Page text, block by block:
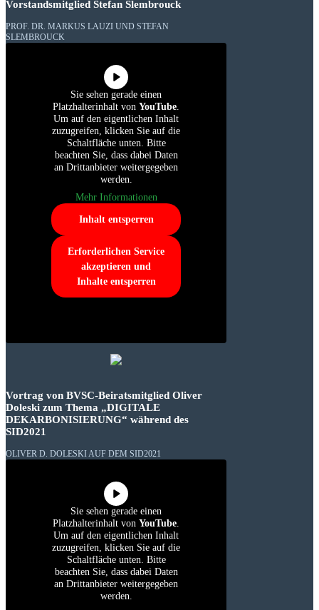
Vorstandsmitglied Stefan Slembrouck
PROF. DR. MARKUS LAUZI UND STEFAN
SLEMBROUCK
Sie sehen gerade einen
Platzhalterinhalt von YouTube
Um auf den eigentlichen Inhalt
zuzugreifen, klicken Sie auf die
Schaltfläche unten. Bitte
beachten Sie, dass dabei Daten
an Drittanbieter weitergegeben
werden.
Mehr Informationen
Inhalt entsperren
Erforderlichen Service
akzeptieren und
Inhalte entsperren
Vortrag von BVSC-Beiratsmitglied Oliver
Doleski zum Thema „DIGITALE
DEKARBONISIERUNG“ während des
SID2021
OLIVER D. DOLESKI AUF DEM SID2021
Sie sehen gerade einen
Platzhalterinhalt von YouTube
Um auf den eigentlichen Inhalt
zuzugreifen, klicken Sie auf die
Schaltfläche unten. Bitte
beachten Sie, dass dabei Daten
an Drittanbieter weitergegeben
werden.